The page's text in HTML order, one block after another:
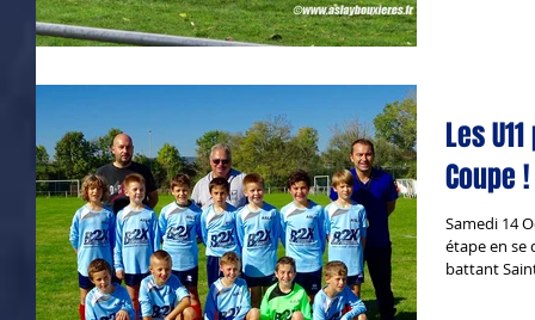
Les
Coupe !
Samedi 14
étape en se
battant